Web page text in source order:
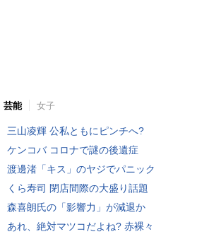
芸能 女子
三山凌輝 公私ともにピンチへ?
ケンコバ コロナで謎の後遺症
渡邊渚「キス」のヤジでパニック
くら寿司 閉店間際の大盛り話題
森喜朗氏の「影響力」が減退か
あれ、絶対マツコだよね? 赤裸々